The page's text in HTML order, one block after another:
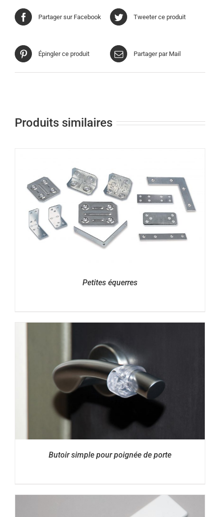
Partager sur Facebook Tweeter ce produit
Épingler ce produit Partager par Mail
Produits similaires
Petites équerres
Butoir simple pour poignée de porte